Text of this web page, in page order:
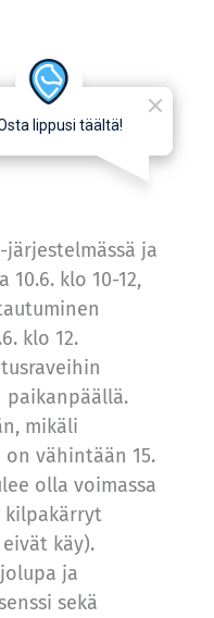
ja
klo 10-12,
klo 12.
paikanpäällä.
mikäli
vähintään 15.
olla voimassa
kilpakärryt
käy).
ja
sekä